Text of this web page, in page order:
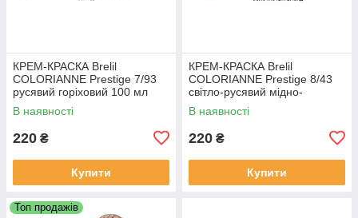
КРЕМ-КРАСКА Brelil
COLORIANNE Prestige 7/93
русявий горіховий 100 мл
В наявності
220 ₴
Купити
КРЕМ-КРАСКА Brelil
COLORIANNE Prestige 8/43
світло-русявий мідно-
золотистий 100 мл
В наявності
220 ₴
Купити
Топ продажів